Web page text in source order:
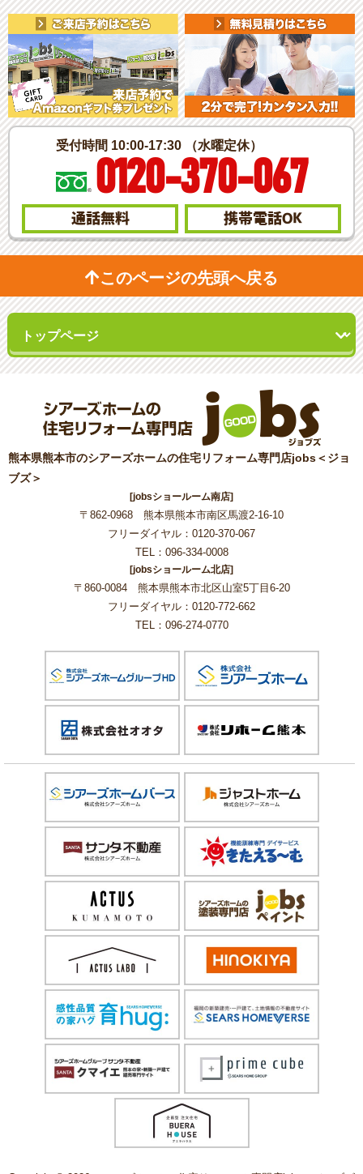
受付時間 10:00-17:30 （水曜定休）
0120-370-067
通話無料 携帯電話OK
このページの先頭へ戻る
熊本県熊本市のシアーズホームの住宅リフォーム専門店jobs＜ジョ
ブズ＞
[jobsショールーム南店]
〒862-0968 熊本県熊本市南区馬渡2-16-10
フリーダイヤル：0120-370-067
TEL：096-334-0008
[jobsショールーム北店]
〒860-0084 熊本県熊本市北区山室5丁目6-20
フリーダイヤル：0120-772-662
TEL：096-274-0770